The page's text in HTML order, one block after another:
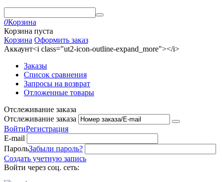
0Корзина
Корзина пуста
Корзина Оформить заказ
Аккаунт<i class="ut2-icon-outline-expand_more"></i>
Заказы
Список сравнения
Запросы на возврат
Отложенные товары
Отслеживание заказа
Отслеживание заказа
ВойтиРегистрация
E-mail
ПарольЗабыли пароль?
Создать учетную запись
Войти через соц. сеть: